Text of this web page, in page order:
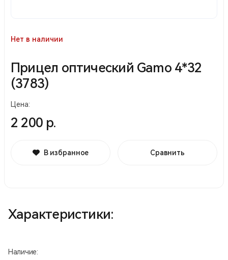
Нет в наличии
Прицел оптический Gamo 4*32
(3783)
Цена:
2 200 р.
В избранное Сравнить
Характеристики:
Наличие: